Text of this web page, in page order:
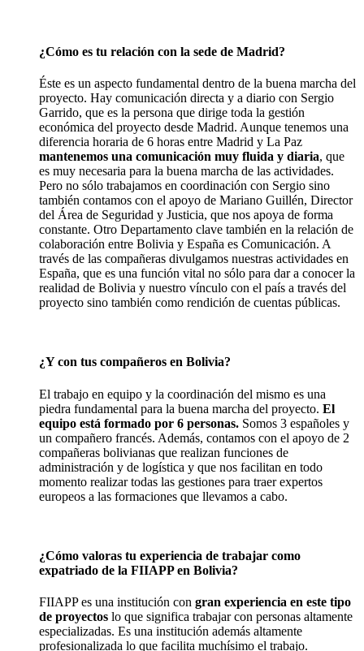
¿Cómo es tu relación con la sede de Madrid?
Éste es un aspecto fundamental dentro de la buena marcha del
proyecto. Hay comunicación directa y a diario con Sergio
Garrido, que es la persona que dirige toda la gestión
económica del proyecto desde Madrid. Aunque tenemos una
diferencia horaria de 6 horas entre Madrid y La Paz
mantenemos una comunicación muy fluida y diaria, que
es muy necesaria para la buena marcha de las actividades.
Pero no sólo trabajamos en coordinación con Sergio sino
también contamos con el apoyo de Mariano Guillén, Director
del Área de Seguridad y Justicia, que nos apoya de forma
constante. Otro Departamento clave también en la relación de
colaboración entre Bolivia y España es Comunicación. A
través de las compañeras divulgamos nuestras actividades en
España, que es una función vital no sólo para dar a conocer la
realidad de Bolivia y nuestro vínculo con el país a través del
proyecto sino también como rendición de cuentas públicas.
¿Y con tus compañeros en Bolivia?
El trabajo en equipo y la coordinación del mismo es una
piedra fundamental para la buena marcha del proyecto. El
equipo está formado por 6 personas. Somos 3 españoles y
un compañero francés. Además, contamos con el apoyo de 2
compañeras bolivianas que realizan funciones de
administración y de logística y que nos facilitan en todo
momento realizar todas las gestiones para traer expertos
europeos a las formaciones que llevamos a cabo.
¿Cómo valoras tu experiencia de trabajar como
expatriado de la FIIAPP en Bolivia?
FIIAPP es una institución con gran experiencia en este tipo
de proyectos lo que significa trabajar con personas altamente
especializadas. Es una institución además altamente
profesionalizada lo que facilita muchísimo el trabajo.